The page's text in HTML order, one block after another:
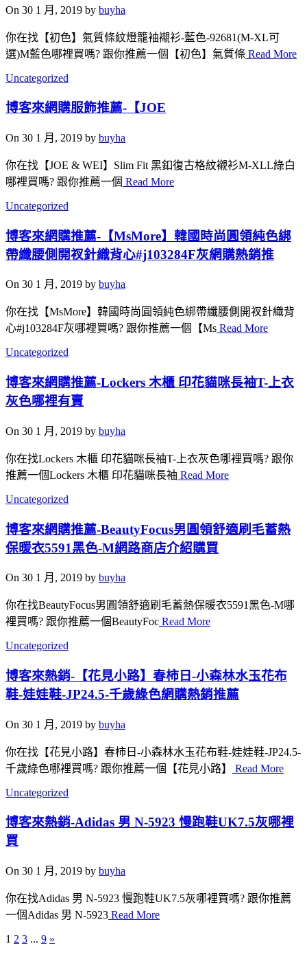
On 30 1 月, 2019 by buyha
你在找【初色】氣質條紋燈籠袖襯衫-藍色-92681(M-XL可
選)M藍色哪裡買嗎? 跟你推薦一個【初色】氣質條 Read More
Uncategorized
博客來網購服飾推薦-【JOE
On 30 1 月, 2019 by buyha
你在找【JOE & WEI】Slim Fit 黑釦復古格紋襯衫M-XLL綠白
哪裡買嗎? 跟你推薦一個 Read More
Uncategorized
博客來網購推薦-【MsMore】韓國時尚圓領純色綁
帶纖腰側開衩針織背心#j103284F灰網購熱銷推
On 30 1 月, 2019 by buyha
你在找【MsMore】韓國時尚圓領純色綁帶纖腰側開衩針織背
心#j103284F灰哪裡買嗎? 跟你推薦一個【Ms Read More
Uncategorized
博客來網購推薦-Lockers 木櫃 印花貓咪長袖T-上衣
灰色哪裡有賣
On 30 1 月, 2019 by buyha
你在找Lockers 木櫃 印花貓咪長袖T-上衣灰色哪裡買嗎? 跟你
推薦一個Lockers 木櫃 印花貓咪長袖 Read More
Uncategorized
博客來網購推薦-BeautyFocus男圓領舒適刷毛蓄熱
保暖衣5591黑色-M網路商店介紹購買
On 30 1 月, 2019 by buyha
你在找BeautyFocus男圓領舒適刷毛蓄熱保暖衣5591黑色-M哪
裡買嗎? 跟你推薦一個BeautyFoc Read More
Uncategorized
博客來熱銷-【花見小路】春柿日-小森林水玉花布
鞋-娃娃鞋-JP24.5-千歲綠色網購熱銷推薦
On 30 1 月, 2019 by buyha
你在找【花見小路】春柿日-小森林水玉花布鞋-娃娃鞋-JP24.5-
千歲綠色哪裡買嗎? 跟你推薦一個【花見小路】
Read More
Uncategorized
博客來熱銷-Adidas 男 N-5923 慢跑鞋UK7.5灰哪裡
買
On 30 1 月, 2019 by buyha
你在找Adidas 男 N-5923 慢跑鞋UK7.5灰哪裡買嗎? 跟你推薦
一個Adidas 男 N-5923 Read More
1 2 3 ... 9 »